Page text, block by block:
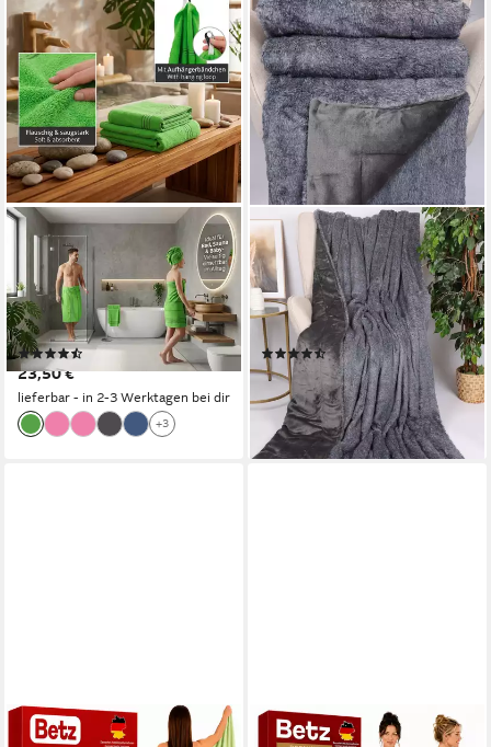
BETZ
Strandtuch Betz XXL
Badetuch LINES
Saunahandtuch Liegetuch
90x180 cm, 100% Baumwolle
(16)
23,50 €
lieferbar - in 2-3 Werktagen bei dir
+3
BETZ
Wohndecke Luxus
Kuscheldecke XXL TURIN
Größe 150 cm x 200 cm
Farbe grau
(6)
59,50 €
lieferbar - in 2-3 Werktagen bei dir